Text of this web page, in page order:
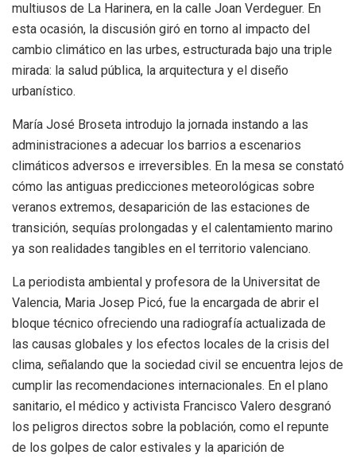
multiusos de La Harinera, en la calle Joan Verdeguer. En
esta ocasión, la discusión giró en torno al impacto del
cambio climático en las urbes, estructurada bajo una triple
mirada: la salud pública, la arquitectura y el diseño
urbanístico.
María José Broseta introdujo la jornada instando a las
administraciones a adecuar los barrios a escenarios
climáticos adversos e irreversibles. En la mesa se constató
cómo las antiguas predicciones meteorológicas sobre
veranos extremos, desaparición de las estaciones de
transición, sequías prolongadas y el calentamiento marino
ya son realidades tangibles en el territorio valenciano.
La periodista ambiental y profesora de la Universitat de
Valencia, Maria Josep Picó, fue la encargada de abrir el
bloque técnico ofreciendo una radiografía actualizada de
las causas globales y los efectos locales de la crisis del
clima, señalando que la sociedad civil se encuentra lejos de
cumplir las recomendaciones internacionales. En el plano
sanitario, el médico y activista Francisco Valero desgranó
los peligros directos sobre la población, como el repunte
de los golpes de calor estivales y la aparición de